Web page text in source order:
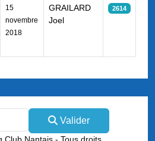
15
novembre
2018
GRAILARD
Joel
2614
for results.
Valider